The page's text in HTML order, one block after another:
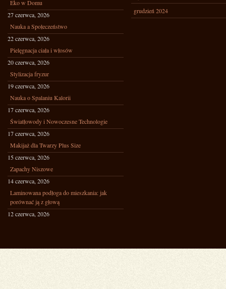
Eko w Domu
27 czerwca, 2026
Nauka a Społeczeństwo
22 czerwca, 2026
Pielęgnacja ciała i włosów
20 czerwca, 2026
Stylizacja fryzur
19 czerwca, 2026
Nauka o Spalaniu Kalorii
17 czerwca, 2026
Światłowody i Nowoczesne Technologie
17 czerwca, 2026
Makijaż dla Twarzy Plus Size
15 czerwca, 2026
Zapachy Niszowe
14 czerwca, 2026
Laminowana podłoga do mieszkania: jak
porównać ją z głową
12 czerwca, 2026
grudzień 2024